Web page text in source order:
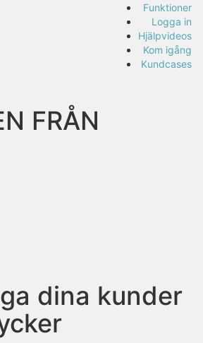
Funktioner
Logga in
Hjälpvideos
Kom igång
Kundcases
FRÅN
dina kunder